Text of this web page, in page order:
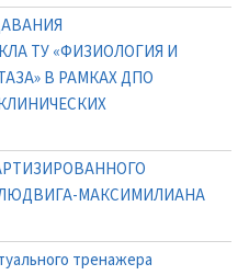
ТУ «ФИЗИОЛОГИЯ И
В РАМКАХ ДПО
МАКСИМИЛИАНА
тренажера